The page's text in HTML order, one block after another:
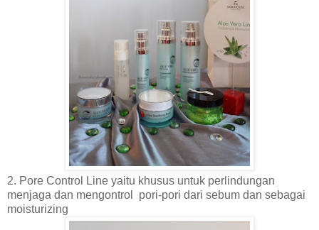
2. Pore Control Line yaitu khusus untuk perlindungan
menjaga dan mengontrol pori-pori dari sebum dan sebagai
moisturizing